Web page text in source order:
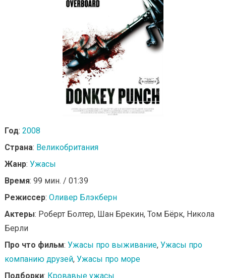
Год: 2008
Страна: Великобритания
Жанр: Ужасы
Время: 99 мин. / 01:39
Режиссер: Оливер Блэкберн
Актеры: Роберт Болтер, Шан Брекин, Том Бёрк, Никола
Берли
Про что фильм: Ужасы про выживание, Ужасы про
компанию друзей, Ужасы про море
Подборки: Кровавые ужасы